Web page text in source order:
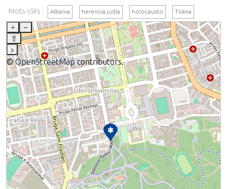
Mots-clés : Albania herencia judía holocausto Tirana
+
–
⇧
›
©OpenStreetMapcontributors.